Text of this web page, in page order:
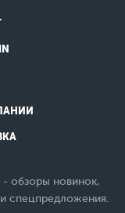
- обзоры новинок,
спецпредложения.